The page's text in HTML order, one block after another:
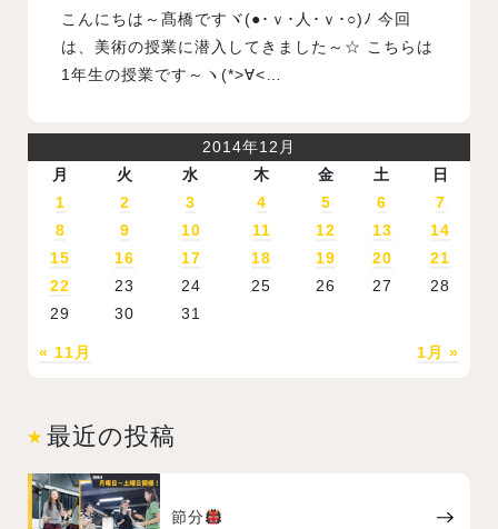
こんにちは～髙橋ですヾ(●･ｖ･人･ｖ･○)ﾉ 今回
は、美術の授業に潜入してきました～☆ こちらは
1年生の授業です～ヽ(*>∀<…
2014年12月
月
火 水 木 金 土 日
« 11月 1月 »
1 2 3 4 5 6
7
8
9 10 11 12 13
14
15
16 17 18 19 20
21
22
23 24 25 26 27
28
29
30 31
最近の投稿
節分